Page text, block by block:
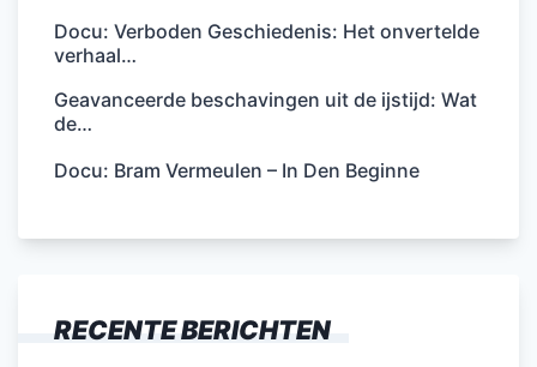
Docu: Verboden Geschiedenis: Het onvertelde
verhaal…
Geavanceerde beschavingen uit de ijstijd: Wat
de…
Docu: Bram Vermeulen – In Den Beginne
RECENTE BERICHTEN